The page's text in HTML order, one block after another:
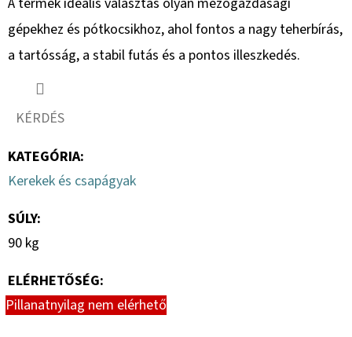
gépekhez és pótkocsikhoz, ahol fontos a nagy teherbírás,
a tartósság, a stabil futás és a pontos illeszkedés.
KÉRDÉS
KATEGÓRIA:
Kerekek és csapágyak
SÚLY:
90 kg
ELÉRHETŐSÉG:
Pillanatnyilag nem elérhető